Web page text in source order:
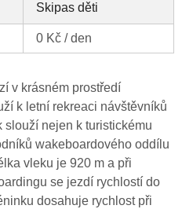
Skipas děti
0 Kč / den
v krásném prostředí
k letní rekreaci návštěvníků
nejen k turistickému
wakeboardového oddílu
vleku je 920 m a při
se jezdí rychlostí do
dosahuje rychlost při